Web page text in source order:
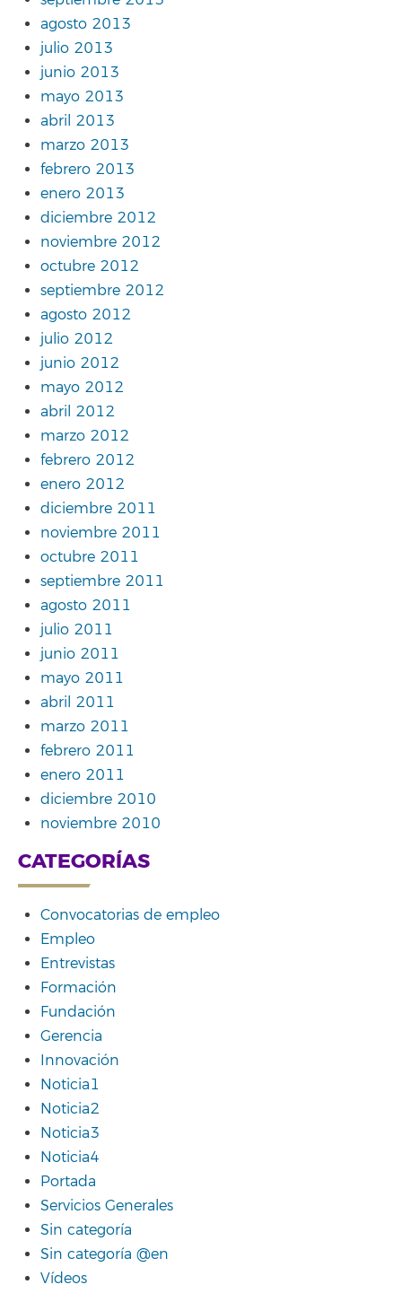
agosto 2013
julio 2013
junio 2013
mayo 2013
abril 2013
marzo 2013
febrero 2013
enero 2013
diciembre 2012
noviembre 2012
octubre 2012
septiembre 2012
agosto 2012
julio 2012
junio 2012
mayo 2012
abril 2012
marzo 2012
febrero 2012
enero 2012
diciembre 2011
noviembre 2011
octubre 2011
septiembre 2011
agosto 2011
julio 2011
junio 2011
mayo 2011
abril 2011
marzo 2011
febrero 2011
enero 2011
diciembre 2010
noviembre 2010
CATEGORÍAS
Convocatorias de empleo
Empleo
Entrevistas
Formación
Fundación
Gerencia
Innovación
Noticia1
Noticia2
Noticia3
Noticia4
Portada
Servicios Generales
Sin categoría
Sin categoría @en
Vídeos